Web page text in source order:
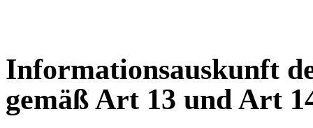
Informationsauskunft
gemäß Art 13 und Art